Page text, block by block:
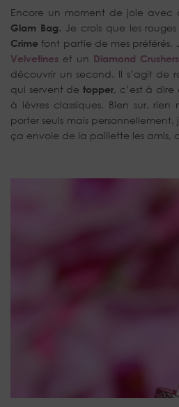
Encore un moment de joie avec
Glam Bag. Je crois que les
Crime font partie de mes préférés.
Velvetines et un Diamond Crushers
découvrir un second. Il s’agit de
qui servent de topper, c’est à
à lèvres classiques. Bien sur,
porter seuls mais personnellement,
ça envoie de la paillette les amis,